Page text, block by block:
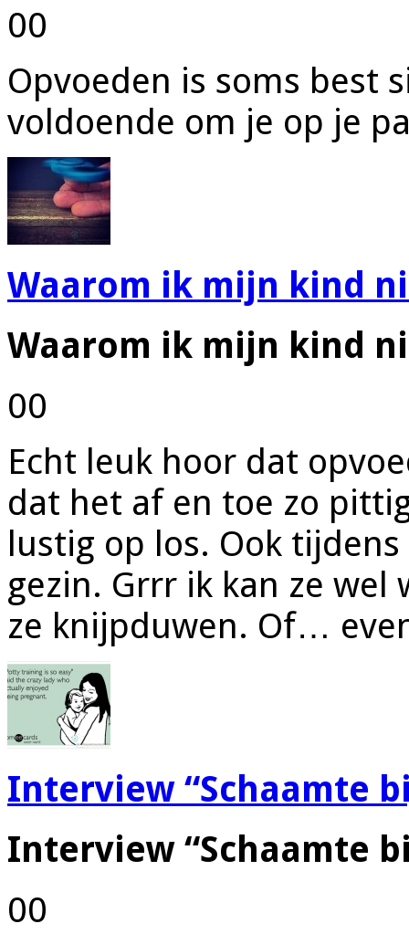
00
Opvoeden is soms best
voldoende om je op je
Waarom ik mijn kind
Waarom ik mijn kind
00
Echt leuk hoor dat
dat het af en toe zo
lustig op los. Ook
gezin. Grrr ik kan ze
ze knijpduwen. Of…
Interview “Schaamte
Interview “Schaamte
00